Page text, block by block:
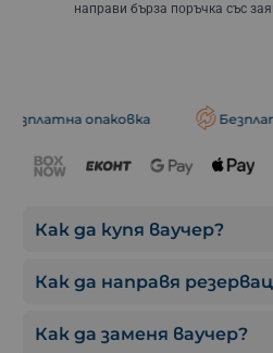
направи бърза поръчка със
Безплатна замяна
Как да купя ваучер?
Как да направя
Как да заменя ваучер?